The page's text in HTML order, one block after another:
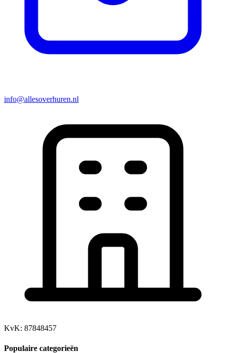
info@allesoverhuren.nl
KvK: 87848457
Populaire categorieën